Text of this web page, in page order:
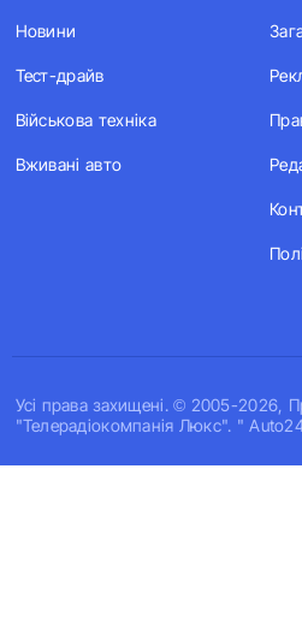
Усi права захищенi. © 2005-2026,
"Телерадіокомпанія Люкс". "
Новини
Тест-драйв
Військова техніка
Вживані авто